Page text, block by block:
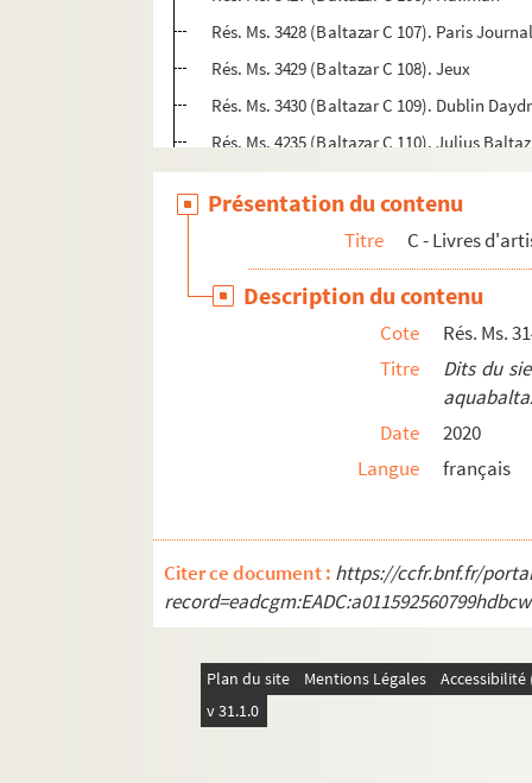
Rés. Ms. 3428 (Baltazar C 107). Paris
Rés. Ms. 3429 (Baltazar C 108). Jeux
Rés. Ms. 3430 (Baltazar C 109). Dublin
Rés. Ms. 4235 (Baltazar C 110). Julius
G - Correspondance
H - Œuvres non bibliophiliques
I - Livres d'artistes non illustrés par Julius
Présentation du contenu
Titre C - Livres
Description du contenu
Cote
Rés. Ms.
Titre
Dits du
Date
2020
Langue
français
Citer ce document : https://ccfr.bnf.fr/
Plan du site Mentions Légales
v 31.1.0